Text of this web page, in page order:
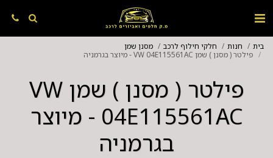
בית חנות חלקי חילוף לרכב
מסנן שמן
פילטר ( מסנן ) שמן VW 04E115561AC - מיוצר בגרמניה
פילטר ( מסנן ) שמן VW
04E115561AC - מיוצר
בגרמניה